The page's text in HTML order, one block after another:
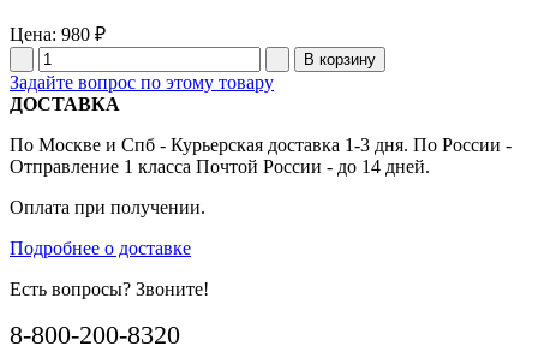
Цена: 980 ₽
Задайте вопрос по этому товару
ДОСТАВКА
По Москве и Спб - Курьерская доставка 1-3 дня. По России -
Отправление 1 класса Почтой России - до 14 дней.
Оплата при получении.
Подробнее о доставке
Есть вопросы? Звоните!
8-800-200-8320